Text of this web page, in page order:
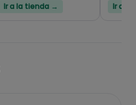
Ir a la tienda → Ir a